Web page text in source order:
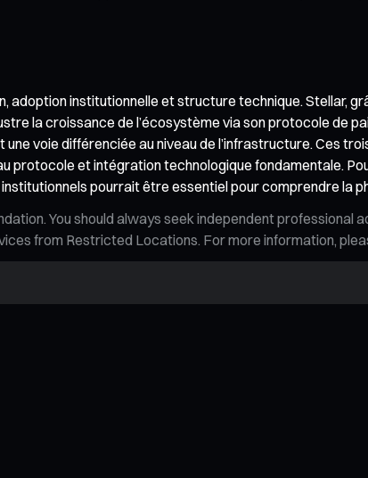
adoption institutionnelle et structure technique. Stellar,
la croissance de l’écosystème via son protocole de
voie différenciée au niveau de l’infrastructure. Ces
protocole et intégration technologique fondamentale.
pourrait être essentiel pour comprendre la
You should always seek independent professional
from Restricted Locations. For more information,